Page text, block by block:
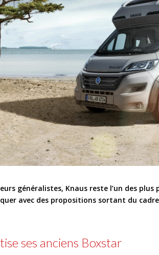
généralistes, Knaus reste l’un des
avec des propositions sortant du
ses anciens Boxstar